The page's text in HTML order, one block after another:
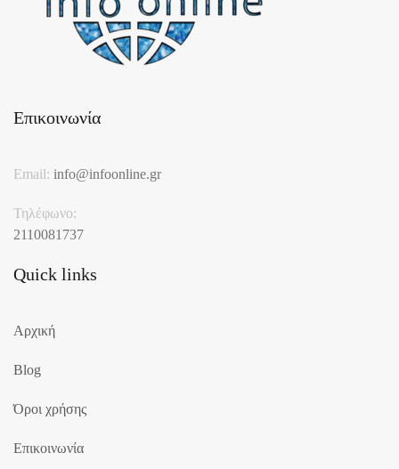
Επικοινωνία
Email: info@infoonline.gr
Τηλέφωνο:
2110081737
Quick links
Αρχική
Blog
Όροι χρήσης
Επικοινωνία